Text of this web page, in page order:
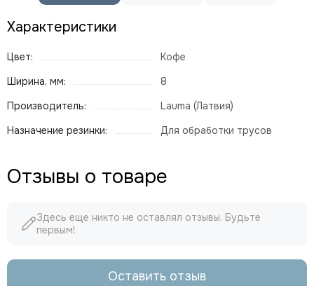
Характеристики
Цвет:
Кофе
Ширина, мм:
8
Производитель:
Lauma (Латвия)
Назначение резинки:
Для обработки трусов
Отзывы о товаре
Здесь еще никто не оставлял отзывы. Будьте
первым!
Оставить отзыв